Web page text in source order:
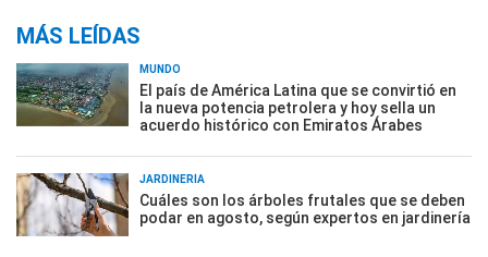
MÁS LEÍDAS
MUNDO
El país de América Latina que se convirtió en
la nueva potencia petrolera y hoy sella un
acuerdo histórico con Emiratos Árabes
JARDINERÍA
Cuáles son los árboles frutales que se deben
podar en agosto, según expertos en jardinería